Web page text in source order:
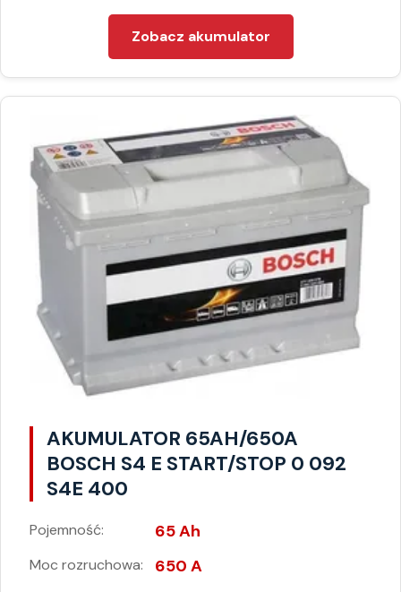
Zobacz akumulator
AKUMULATOR 65AH/650A
BOSCH S4 E START/STOP 0 092
S4E 400
Pojemność: 65 Ah
Moc rozruchowa: 650 A